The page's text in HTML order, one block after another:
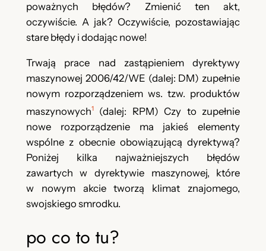
poważnych błędów? Zmienić ten akt,
oczywiście. A jak? Oczywiście, pozostawiając
stare błędy i dodając nowe!
Trwają prace nad zastąpieniem dyrektywy
maszynowej 2006/42/WE (dalej: DM) zupełnie
nowym rozporządzeniem ws. tzw. produktów
maszynowych1(dalej: RPM) Czy to zupełnie
nowe rozporządzenie ma jakieś elementy
wspólne z obecnie obowiązującą dyrektywą?
Poniżej kilka najważniejszych błędów
zawartych w dyrektywie maszynowej, które
w nowym akcie tworzą klimat znajomego,
swojskiego smrodku.
po co to tu?